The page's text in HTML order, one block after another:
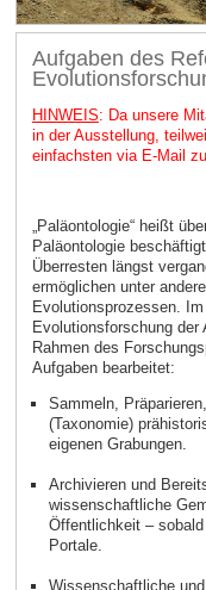
Aufgaben des
HINWEIS: Da unsere
in der Ausstellung,
einfachsten via E-Mail
„Paläontologie“ heißt
Paläontologie
Überresten längst
ermöglichen unter
Evolutionsprozessen.
Evolutionsforschung der
Rahmen des
Aufgaben bearbeitet:
Sammeln,
(Taxonomie)
eigenen Grabungen.
Archivieren und
wissenschaftliche
Öffentlichkeit –
Portale.
Wissenschaftliche